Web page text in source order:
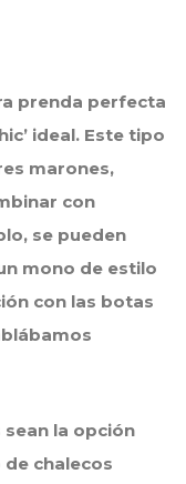
prenda perfecta
ideal. Este tipo
marones,
con
se pueden
mono de estilo
con las botas
la opción
chalecos